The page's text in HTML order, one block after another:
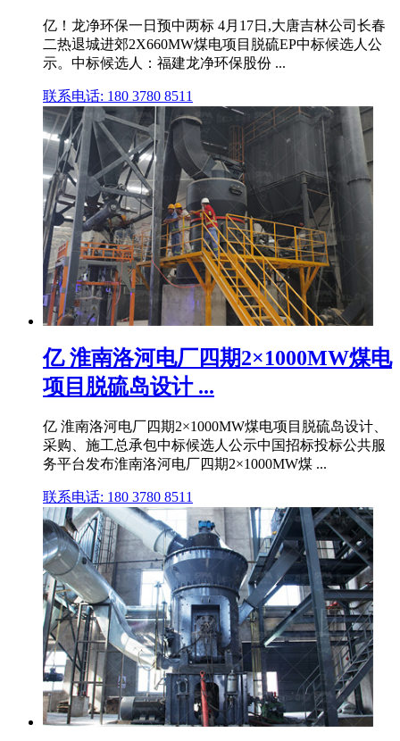
亿！龙净环保一日预中两标 4月17日,大唐吉林公司长春
二热退城进郊2X660MW煤电项目脱硫EP中标候选人公
示。中标候选人：福建龙净环保股份 ...
联系电话: 180 3780 8511
亿 淮南洛河电厂四期2×1000MW煤电
项目脱硫岛设计 ...
亿 淮南洛河电厂四期2×1000MW煤电项目脱硫岛设计、
采购、施工总承包中标候选人公示中国招标投标公共服
务平台发布淮南洛河电厂四期2×1000MW煤 ...
联系电话: 180 3780 8511